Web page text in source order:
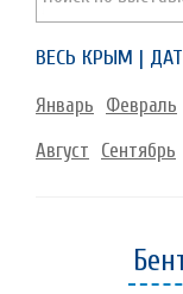
ВЕСЬ КРЫМ |
Январь Февраль
Август Сентябрь